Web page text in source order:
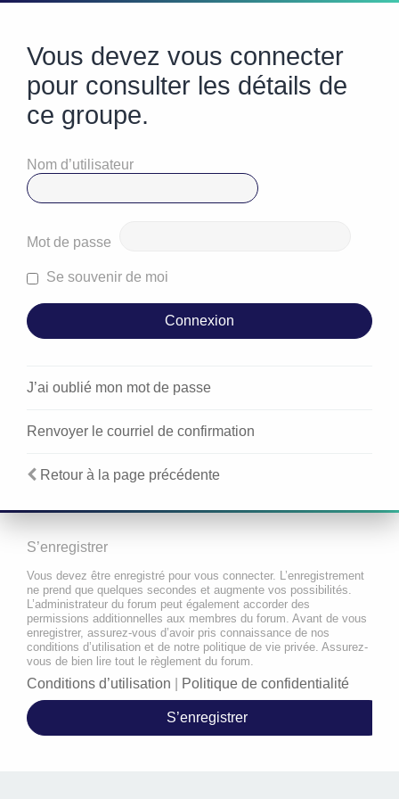
Vous devez vous connecter
pour consulter les détails de
ce groupe.
Nom d’utilisateur
Mot de passe
Se souvenir de moi
J’ai oublié mon mot de passe
Renvoyer le courriel de confirmation
Retour à la page précédente
S’enregistrer
Vous devez être enregistré pour vous connecter. L’enregistrement
ne prend que quelques secondes et augmente vos possibilités.
L’administrateur du forum peut également accorder des
permissions additionnelles aux membres du forum. Avant de vous
enregistrer, assurez-vous d’avoir pris connaissance de nos
conditions d’utilisation et de notre politique de vie privée. Assurez-
vous de bien lire tout le règlement du forum.
Conditions d’utilisation Politique de confidentialité
S’enregistrer